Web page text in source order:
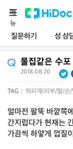
질문하기 성 상
메
뉴
물집같은 수포
2018.08.20
TAG : 외피계(피부/털/손
얼마전 팔뚝 바깥쪽
간지럽다가 현재는
가끔씩 하얗게 껍질